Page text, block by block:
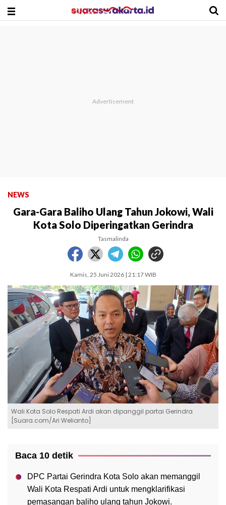
NEWS
Gara-Gara Baliho Ulang Tahun Jokowi, Wali
Kota Solo Diperingatkan Gerindra
Tasmalinda
Kamis, 25 Juni 2026 | 21:17 WIB
Wali Kota Solo Respati Ardi akan dipanggil partai Gerindra
[Suara.com/Ari Welianto]
Baca 10 detik
DPC Partai Gerindra Kota Solo akan memanggil
Wali Kota Respati Ardi untuk mengklarifikasi
pemasangan baliho ulang tahun Jokowi.